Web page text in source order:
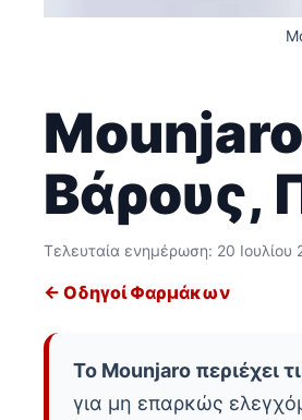
Βάρους,
Τελευταία ενημέρωση: 20 Ιουλίου
← Οδηγοί Φαρμάκων
Το Mounjaro περιέχει
για μη επαρκώς